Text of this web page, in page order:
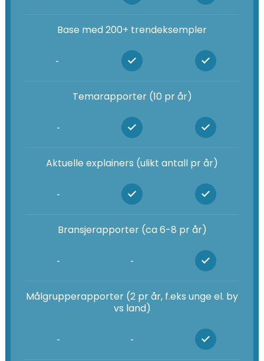
Base med 200+ trendeksempler
-
Temarapporter (10 pr år)
-
Aktuelle explainers (ulikt antall pr år)
-
Bransjerapporter (ca 6-8 pr år)
- -
Målgrupperapporter (2 pr år, f.eks unge el. by
vs land)
- -